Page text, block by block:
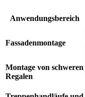
Anwendungsbereich
Fassadenmontage
Montage von schweren
Regalen